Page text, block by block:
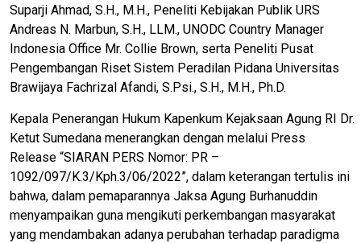
Suparji Ahmad, S.H., M.H., Peneliti Kebijakan Publik URS
Andreas N. Marbun, S.H., LLM., UNODC Country Manager
Indonesia Office Mr. Collie Brown, serta Peneliti Pusat
Pengembangan Riset Sistem Peradilan Pidana Universitas
Brawijaya Fachrizal Afandi, S.Psi., S.H., M.H., Ph.D.
Kepala Penerangan Hukum Kapenkum Kejaksaan Agung RI Dr.
Ketut Sumedana menerangkan dengan melalui Press
Release “SIARAN PERS Nomor: PR –
1092/097/K.3/Kph.3/06/2022”, dalam keterangan tertulis ini
bahwa, dalam pemaparannya Jaksa Agung Burhanuddin
menyampaikan guna mengikuti perkembangan masyarakat
yang mendambakan adanya perubahan terhadap paradigma